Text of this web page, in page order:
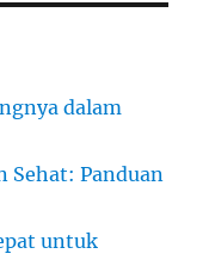
dalam
Sehat: Panduan
untuk